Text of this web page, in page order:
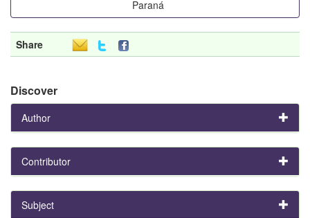
Paraná
Share
Discover
Author
Contributor
Subject